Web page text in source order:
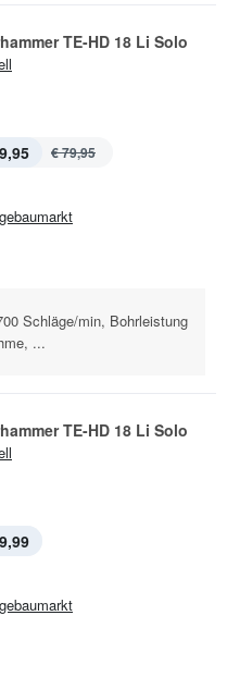
TE-HD 18 Li Solo
€ 79,95
Schläge/min, Bohrleistung
...
TE-HD 18 Li Solo